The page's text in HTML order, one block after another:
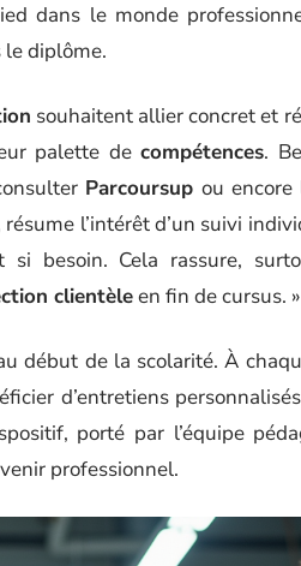
dans le monde
le diplôme.
souhaitent allier concret et
palette decompétences.
Parcoursup ou encore
l’intérêt d’un suivi
besoin. Cela rassure,
clientèleen fin de cursus. »
début de la scolarité. À
d’entretiens
porté par l’équipe
professionnel.